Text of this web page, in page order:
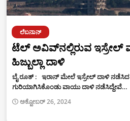
ಲೆಬನಾನ್
ಟೆಲ್ ಅವಿವ್‌ನಲ್ಲಿರುವ
ಹಿಜ್ಬುಲ್ಲಾ ದಾಳಿ
ಬೈ ರೂತ್ : ‌ಇರಾನ್‌ ಮೇಲೆ ಇಸ್ರೇಲ್ ದಾಳಿ ನಡೆಸಿದ
ಗುರಿಯಾಗಿಸಿಕೊಂಡು ವಾಯು ದಾಳಿ ನಡೆಸಿದ್ದೇವೆ…
ಅಕ್ಟೋಬರ್ 26, 2024